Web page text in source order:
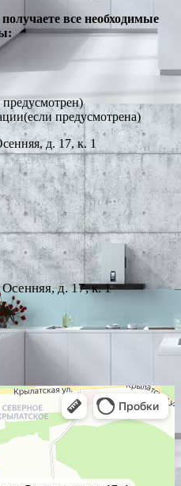
все необходимые
предусмотрена)
д. 17, к. 1
д. 17, к. 1